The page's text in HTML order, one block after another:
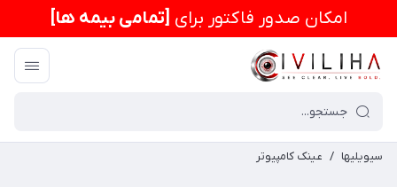
امكان صدور فاکتور برای [تمامی بیمه ها]
سیویلیها / عینک کامپیوتر